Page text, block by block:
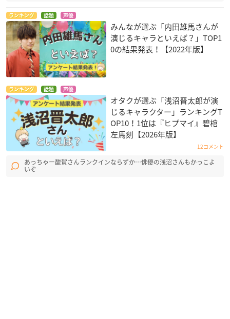
ランキング 話題 声優
みんなが選ぶ「内田雄馬さんが
演じるキャラといえば？」TOP1
0の結果発表！【2022年版】
ランキング 話題 声優
オタクが選ぶ「浅沼晋太郎が演
じるキャラクター」ランキングT
OP10！1位は『ヒプマイ』碧棺
左馬刻【2026年版】
12コメント
あっちゃー酸賀さんランクインならずか…俳優の浅沼さんもかっこよ
いぞ